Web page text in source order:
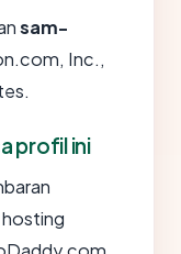
sam-
Inc.,
profil ini